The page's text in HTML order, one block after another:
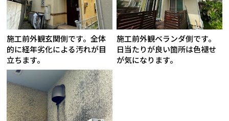
施工前外観玄関側です。全体
的に経年劣化による汚れが目
立ちます。
施工前外観ベランダ側です。
日当たりが良い箇所は色褪せ
が気になります。